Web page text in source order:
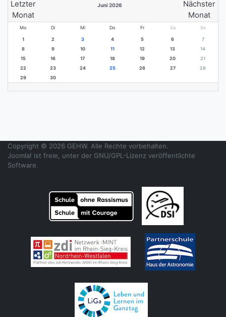
Juni 2026
Mo Di Mi Do Fr Sa So
1 2 3 4 5 6
7
8
9 10 11 12 13
14
15
16 17 18 19 20
21
22
23 24 25 26 27
28
29
30
Copyright © 2026 GEHW. Alle Rechte vorbehalten.
Joomla! ist freie, unter der GNU/GPL-Lizenz veröffentlichte
Software.